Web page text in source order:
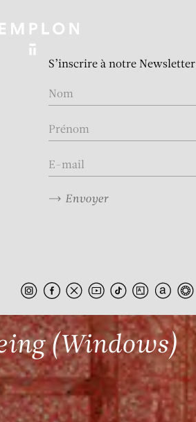
(Windows)
S’inscrire à notre Newsletter
Envoyer